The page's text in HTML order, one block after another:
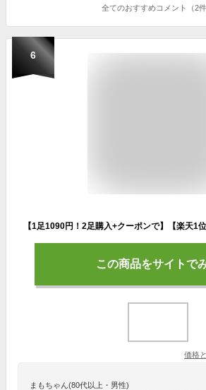
全てのおすすめコメント（2件
6
この商品をサイトで
価格
まもちゃん(80代以上・男性)